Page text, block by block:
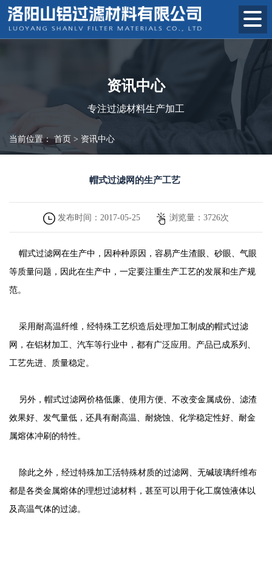
资讯中心
专注过滤材料生产加工
当前位置：首页 > 资讯中心
帽式过滤网的生产工艺
发布时间： 2017-05-25 浏览量： 3726次
帽式过滤网在生产中，因种种原因，容易产生渣眼、砂眼、气眼
等质量问题，因此在生产中，一定要注重生产工艺的发展和生产规
范。
采用耐高温纤维，经特殊工艺织造后处理加工制成的帽式过滤
网，在铝材加工、汽车等行业中，都有广泛应用。产品已成系列、
工艺先进、质量稳定。
另外，帽式过滤网价格低廉、使用方便、不改变金属成份、滤渣
效果好、发气量低，还具有耐高温、耐烧蚀、化学稳定性好、耐金
属熔体冲刷的特性。
除此之外，经过特殊加工活特殊材质的过滤网、无碱玻璃纤维布
都是各类金属熔体的理想过滤材料，甚至可以用于化工腐蚀液体以
及高温气体的过滤。